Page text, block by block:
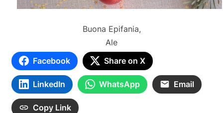
Buona Epifania,
Ale
Facebook
Share on X
LinkedIn WhatsApp Email
Copy Link